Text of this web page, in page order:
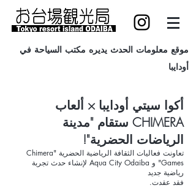
موقع معلومات الحدث يديره مكتب السياحة في
أودايبا
أكوا سيتي أودايبا × ألعاب
CHIMERA ستقام "مدينة
الرياضات الحضرية"!
تعاونت فعاليات الثقافة الرياضية الحضرية "Chimera
Games" و Aqua City Odaiba لإنشاء حدث تجربة
رياضية جديد
فقد عقدت.